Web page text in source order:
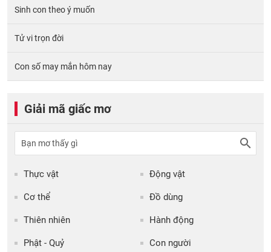
Sinh con theo ý muốn
Tử vi trọn đời
Con số may mắn hôm nay
Giải mã giấc mơ
Thực vật Động vật
Cơ thể Đồ dùng
Thiên nhiên Hành động
Phật - Quỷ Con người